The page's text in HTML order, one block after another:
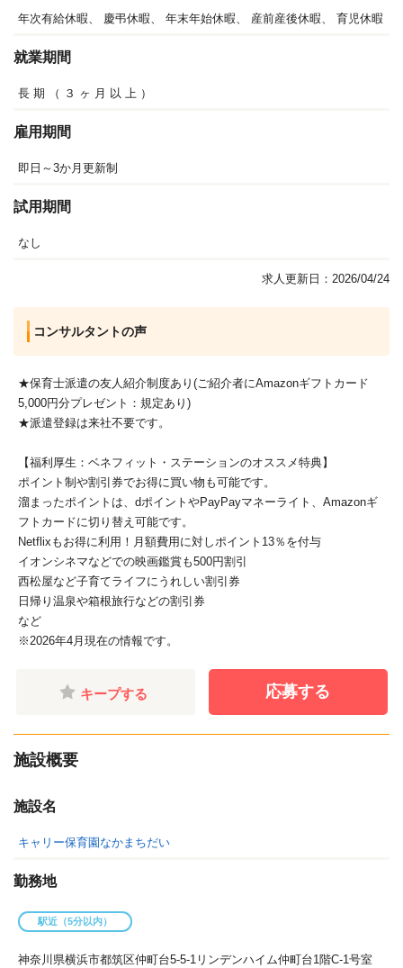
年次有給休暇、 慶弔休暇、 年末年始休暇、 産前産後休暇、 育児休暇
就業期間
長 期 （ ３ ヶ 月 以 上 ）
雇用期間
即日～3か月更新制
試用期間
なし
求人更新日：2026/04/24
コンサルタントの声
★保育士派遣の友人紹介制度あり(ご紹介者にAmazonギフトカード
5,000円分プレゼント：規定あり)
★派遣登録は来社不要です。
【福利厚生：ベネフィット・ステーションのオススメ特典】
ポイント制や割引券でお得に買い物も可能です。
溜まったポイントは、dポイントやPayPayマネーライト、Amazonギ
フトカードに切り替え可能です。
Netflixもお得に利用！月額費用に対しポイント13％を付与
イオンシネマなどでの映画鑑賞も500円割引
西松屋など子育てライフにうれしい割引券
日帰り温泉や箱根旅行などの割引券
など
※2026年4月現在の情報です。
キープする 応募する
施設概要
施設名
キャリー保育園なかまちだい
勤務地
駅近（5分以内）
神奈川県横浜市都筑区仲町台5-5-1リンデンハイム仲町台1階C-1号室